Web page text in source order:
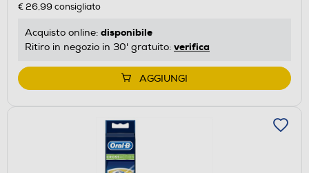
€ 26,99 consigliato
Acquisto online: disponibile
Ritiro in negozio in 30' gratuito: verifica
AGGIUNGI